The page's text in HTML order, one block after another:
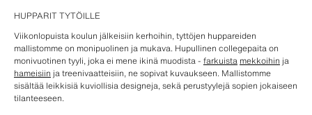
HUPPARIT TYTÖILLE
Viikonlopuista koulun jälkeisiin kerhoihin, tyttöjen huppareiden
mallistomme on monipuolinen ja mukava. Hupullinen collegepaita on
monivuotinen tyyli, joka ei mene ikinä muodista - farkuista mekkoihin ja
hameisiin ja treenivaatteisiin, ne sopivat kuvaukseen. Mallistomme
sisältää leikkisiä kuviollisia designeja, sekä perustyylejä sopien jokaiseen
tilanteeseen.